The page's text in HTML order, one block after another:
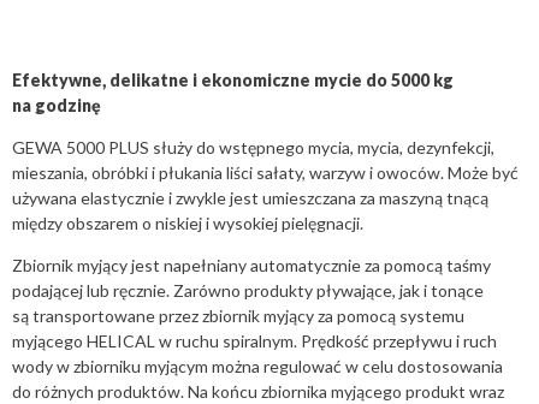
Efektywne, delikatne i ekonomiczne mycie do 5000 kg
na godzinę
GEWA 5000 PLUS służy do wstępnego mycia, mycia, dezynfekcji,
mieszania, obróbki i płukania liści sałaty, warzyw i owoców. Może być
używana elastycznie i zwykle jest umieszczana za maszyną tnącą
między obszarem o niskiej i wysokiej pielęgnacji.
Zbiornik myjący jest napełniany automatycznie za pomocą taśmy
podającej lub ręcznie. Zarówno produkty pływające, jak i tonące
są transportowane przez zbiornik myjący za pomocą systemu
myjącego HELICAL w ruchu spiralnym. Prędkość przepływu i ruch
wody w zbiorniku myjącym można regulować w celu dostosowania
do różnych produktów. Na końcu zbiornika myjącego produkt wraz